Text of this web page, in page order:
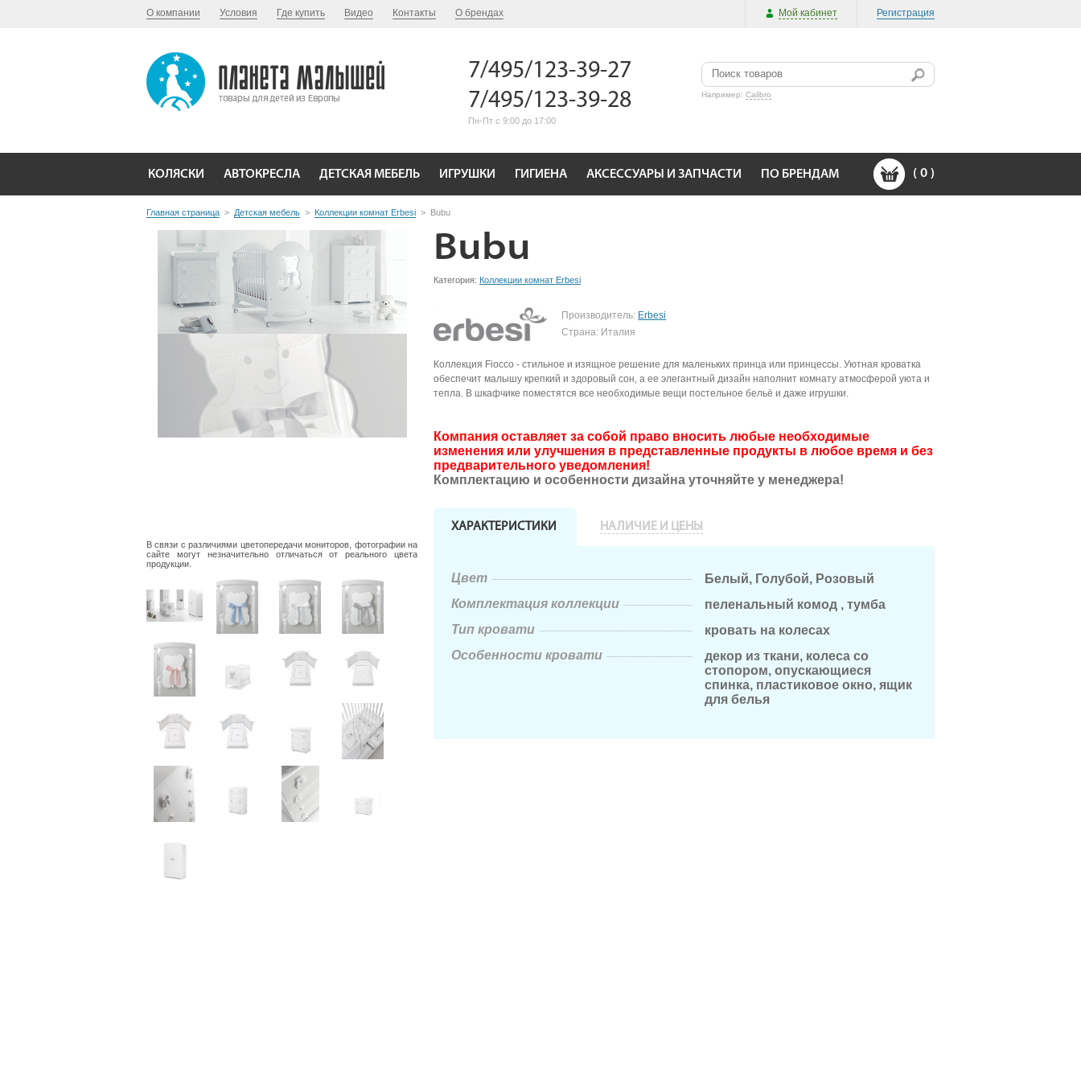
О компании Условия Где купить Видео Контакты О брендах Мой кабинет Регистрация
7/495/123-39-27
7/495/123-39-28
Пн-Пт с 9:00 до 17:00
Например: Calibro
КОЛЯСКИ АВТОКРЕСЛА ДЕТСКАЯ МЕБЕЛЬ ИГРУШКИ ГИГИЕНА АКСЕССУАРЫ И ЗАПЧАСТИ ПО БРЕНДАМ ( 0 )
Главная страница > Детская мебель > Коллекции комнат Erbesi > Bubu
В связи с различиями цветопередачи мониторов, фотографии на
сайте могут незначительно отличаться от реального цвета
продукции.
Bubu
Категория: Коллекции комнат Erbesi
Производитель: Erbesi
Страна: Италия
Коллекция Fiocco - стильное и изящное решение для маленьких принца или принцессы. Уютная кроватка
обеспечит малышу крепкий и здоровый сон, а ее элегантный дизайн наполнит комнату атмосферой уюта и
тепла. В шкафчике поместятся все необходимые вещи постельное бельё и даже игрушки.
Компания оставляет за собой право вносить любые необходимые
изменения или улучшения в представленные продукты в любое время и без
предварительного уведомления!
Комплектацию и особенности дизайна уточняйте у менеджера!
ХАРАКТЕРИСТИКИ НАЛИЧИЕ И ЦЕНЫ
Цвет
Белый, Голубой, Розовый
Комплектация коллекции
пеленальный комод , тумба
Тип кровати
кровать на колесах
Особенности кровати
декор из ткани, колеса со
стопором, опускающиеся
спинка, пластиковое окно, ящик
для белья